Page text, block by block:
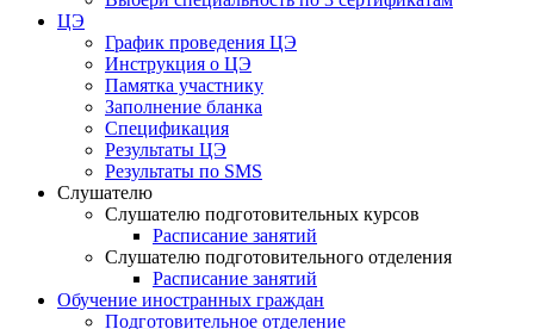
ЦЭ
График проведения ЦЭ
Инструкция о ЦЭ
Памятка участнику
Заполнение бланка
Спецификация
Результаты ЦЭ
Результаты по SMS
Слушателю
Слушателю подготовительных курсов
Расписание занятий
Слушателю подготовительного отделения
Расписание занятий
Обучение иностранных граждан
Подготовительное отделение